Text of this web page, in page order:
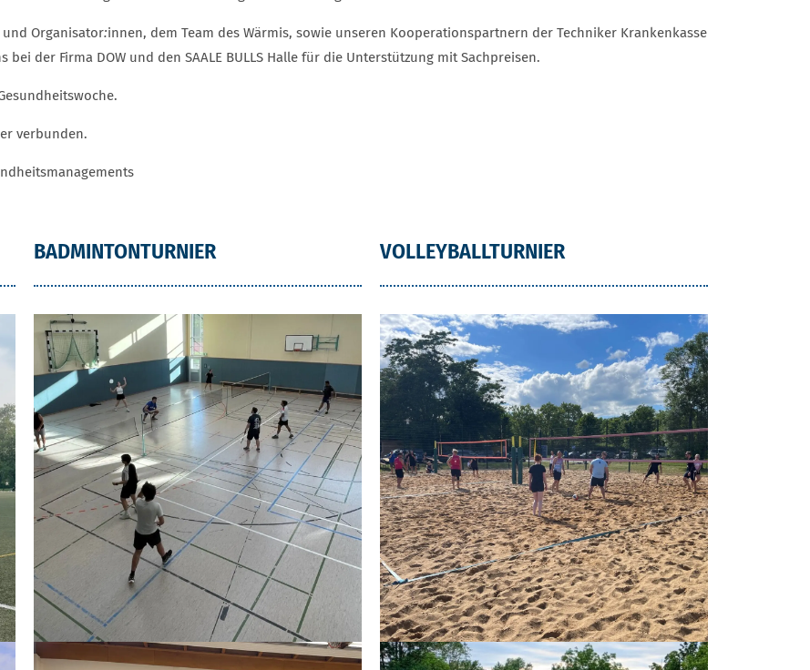
Organisator:innen, dem Team des Wärmis, sowie unseren Kooperationspartnern der Techniker Krankenkasse
der Firma DOW und den SAALE BULLS Halle für die Unterstützung mit Sachpreisen.
verbunden.
BADMINTONTURNIER VOLLEYBALLTURNIER